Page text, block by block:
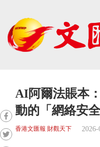
AI阿爾法賬本
動的「網絡安
香港文匯報 財觀天下